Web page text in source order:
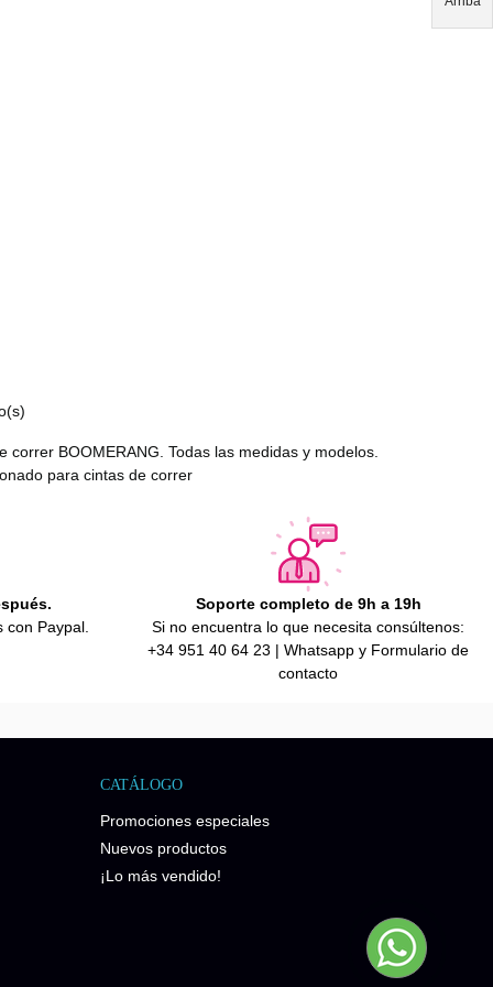
BOOMERANG. Todas las medidas y modelos.
para cintas de correr
con Paypal.
Soporte completo de 9h a 19h
Si no encuentra lo que necesita consúltenos:
+34 951 40 64 23 | Whatsapp y Formulario de
contacto
CATÁLOGO
Promociones especiales
Nuevos productos
¡Lo más vendido!